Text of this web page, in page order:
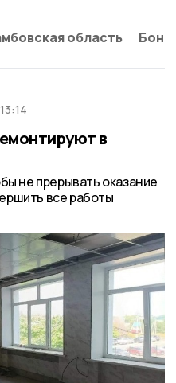
область
в
не прерывать оказание
все работы